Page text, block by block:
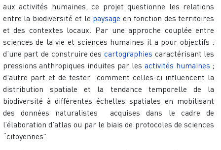
aux activités humaines, ce projet questionne les relations
entre la biodiversité et le paysage en fonction des territoires
et des contextes locaux. Par une approche couplée entre
sciences de la vie et sciences humaines il a pour objectifs :
d’une part de construire descartographies caractérisant les
pressions anthropiques induites par les activités humaines ;
d’autre part et de tester comment celles-ci influencent la
distribution spatiale et la tendance temporelle de la
biodiversité à différentes échelles spatiales en mobilisant
des données naturalistes acquises dans le cadre de
l’élaboration d’atlas ou par le biais de protocoles de sciences
“citoyennes”.